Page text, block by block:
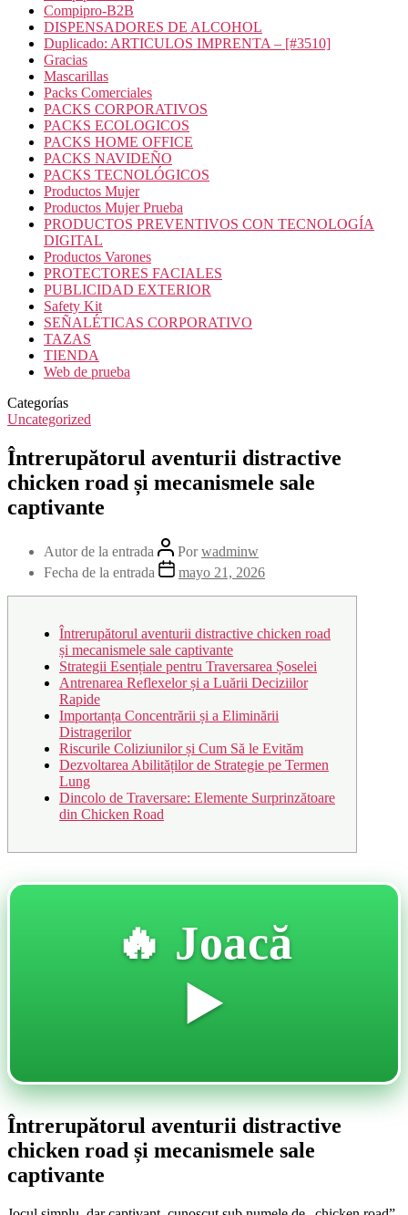
Compipro-B2B
DISPENSADORES DE ALCOHOL
Duplicado: ARTICULOS IMPRENTA – [#3510]
Gracias
Mascarillas
Packs Comerciales
PACKS CORPORATIVOS
PACKS ECOLOGICOS
PACKS HOME OFFICE
PACKS NAVIDEÑO
PACKS TECNOLÓGICOS
Productos Mujer
Productos Mujer Prueba
PRODUCTOS PREVENTIVOS CON TECNOLOGÍA
DIGITAL
Productos Varones
PROTECTORES FACIALES
PUBLICIDAD EXTERIOR
Safety Kit
SEÑALÉTICAS CORPORATIVO
TAZAS
TIENDA
Web de prueba
Categorías
Uncategorized
Întrerupătorul aventurii distractive
chicken road și mecanismele sale
captivante
Autor de la entrada Porwadminw
Fecha de la entrada
mayo 21, 2026
Întrerupătorul aventurii distractive chicken road
și mecanismele sale captivante
Strategii Esențiale pentru Traversarea Șoselei
Antrenarea Reflexelor și a Luării Deciziilor
Rapide
Importanța Concentrării și a Eliminării
Distragerilor
Riscurile Coliziunilor și Cum Să le Evităm
Dezvoltarea Abilităților de Strategie pe Termen
Lung
Dincolo de Traversare: Elemente Surprinzătoare
din Chicken Road
🔥 Joacă
▶️
Întrerupătorul aventurii distractive
chicken road și mecanismele sale
captivante